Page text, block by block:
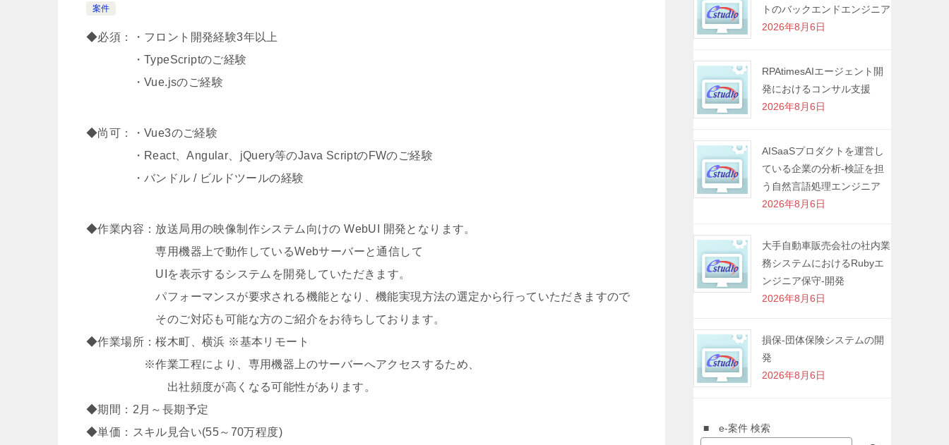
案件
◆必須：・フロント開発経験3年以上
・TypeScriptのご経験
・Vue.jsのご経験
◆尚可：・Vue3のご経験
・React、Angular、jQuery等のJava ScriptのFWのご経験
・バンドル / ビルドツールの経験
◆作業内容：放送局用の映像制作システム向けの WebUI 開発となります。
専用機器上で動作しているWebサーバーと通信して
UIを表示するシステムを開発していただきます。
パフォーマンスが要求される機能となり、機能実現方法の選定から行っていただきますので
そのご対応も可能な方のご紹介をお待ちしております。
◆作業場所：桜木町、横浜 ※基本リモート
※作業工程により、専用機器上のサーバーへアクセスするため、
出社頻度が高くなる可能性があります。
◆期間：2月～長期予定
◆単価：スキル見合い(55～70万程度)
トのバックエンドエンジニア
2026年8月6日
RPAtimesAIエージェント開
発におけるコンサル支援
2026年8月6日
AISaaSプロダクトを運営し
ている企業の分析-検証を担
う自然言語処理エンジニア
2026年8月6日
大手自動車販売会社の社内業
務システムにおけるRubyエ
ンジニア保守-開発
2026年8月6日
損保-団体保険システムの開
発
2026年8月6日
■ e-案件 検索